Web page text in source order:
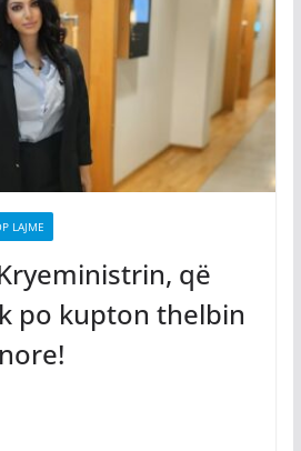
LAJME
që
po kupton thelbin